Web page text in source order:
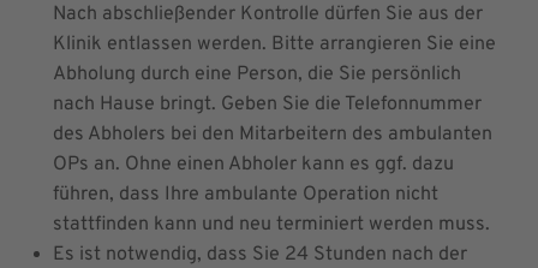
Nach abschließender Kontrolle dürfen Sie aus der
Klinik entlassen werden. Bitte arrangieren Sie eine
Abholung durch eine Person, die Sie persönlich
nach Hause bringt. Geben Sie die Telefonnummer
des Abholers bei den Mitarbeitern des ambulanten
OPs an. Ohne einen Abholer kann es ggf. dazu
führen, dass Ihre ambulante Operation nicht
stattfinden kann und neu terminiert werden muss.
Es ist notwendig, dass Sie 24 Stunden nach der